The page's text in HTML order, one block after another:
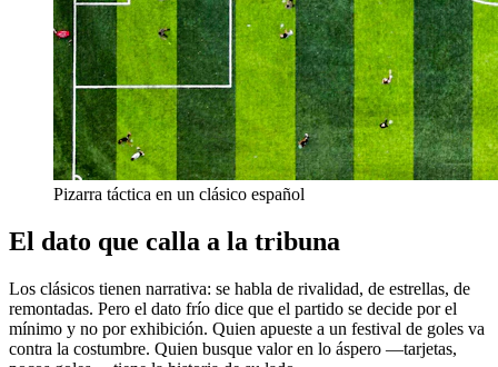
Pizarra táctica en un clásico español
El dato que calla a la tribuna
Los clásicos tienen narrativa: se habla de rivalidad, de estrellas, de
remontadas. Pero el dato frío dice que el partido se decide por el
mínimo y no por exhibición. Quien apueste a un festival de goles va
contra la costumbre. Quien busque valor en lo áspero —tarjetas,